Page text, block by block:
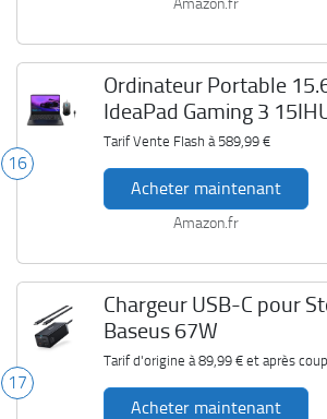
Amazon.fr
16
Ordinateur Portable
IdeaPad Gaming 3
Tarif Vente Flash à 589,99 €
Acheter maintenant
Amazon.fr
17
Chargeur USB-C pour
Baseus 67W
Tarif d'origine à89,99 €et après
Acheter maintenant